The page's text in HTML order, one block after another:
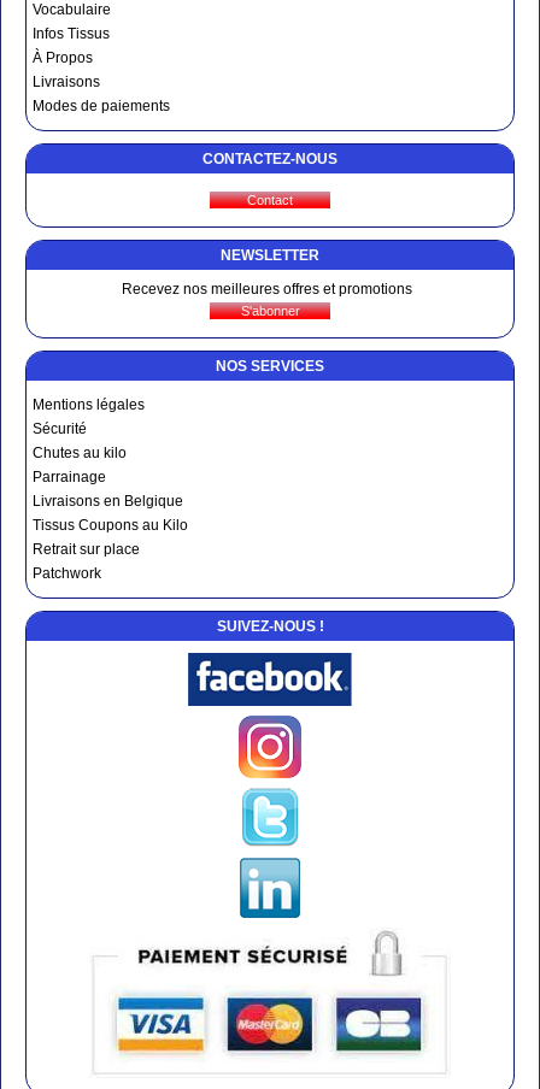
Vocabulaire
Infos Tissus
À Propos
Livraisons
Modes de paiements
CONTACTEZ-NOUS
NEWSLETTER
Recevez nos meilleures offres et promotions
NOS SERVICES
Mentions légales
Sécurité
Chutes au kilo
Parrainage
Livraisons en Belgique
Tissus Coupons au Kilo
Retrait sur place
Patchwork
SUIVEZ-NOUS !